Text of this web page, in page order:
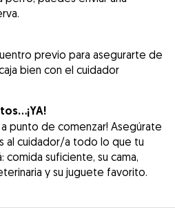
previo para asegurarte de
bien con el cuidador
a punto de comenzar! Asegúrate
al cuidador/a todo lo que tu
comida suficiente, su cama,
y su juguete favorito.